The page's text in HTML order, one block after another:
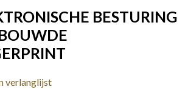
BESTURING
verlanglijst